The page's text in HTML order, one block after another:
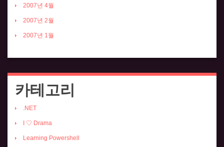
2007년 4월
2007년 2월
2007년 1월
카테고리
.NET
I ♡ Drama
Learning Powershell